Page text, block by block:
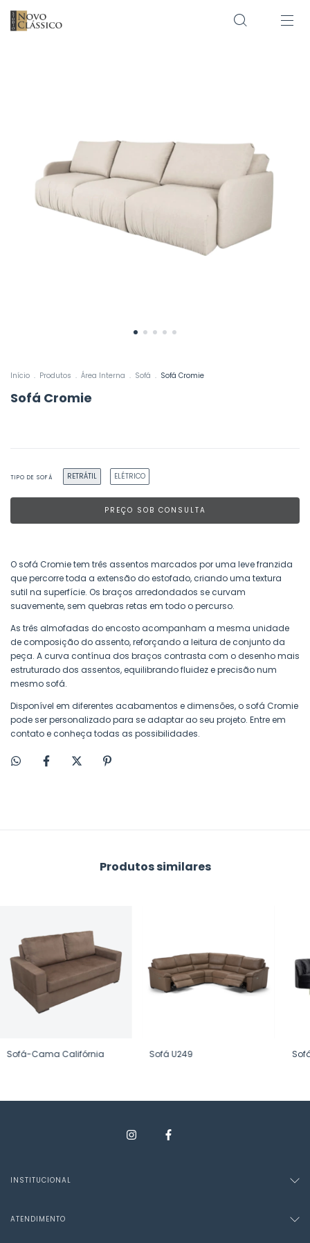
Início . Produtos . Área Interna . Sofá . Sofá Cromie
Sofá Cromie
TIPO DE SOFÁ RETRÁTIL ELÉTRICO
O sofá Cromie tem três assentos marcados por uma leve franzida
que percorre toda a extensão do estofado, criando uma textura
sutil na superfície. Os braços arredondados se curvam
suavemente, sem quebras retas em todo o percurso.
As três almofadas do encosto acompanham a mesma unidade
de composição do assento, reforçando a leitura de conjunto da
peça. A curva contínua dos braços contrasta com o desenho mais
estruturado dos assentos, equilibrando fluidez e precisão num
mesmo sofá.
Disponível em diferentes acabamentos e dimensões, o sofá Cromie
pode ser personalizado para se adaptar ao seu projeto. Entre em
contato e conheça todas as possibilidades.
Produtos similares
Sofá-Cama Califórnia Sofá U249
INSTITUCIONAL
ATENDIMENTO